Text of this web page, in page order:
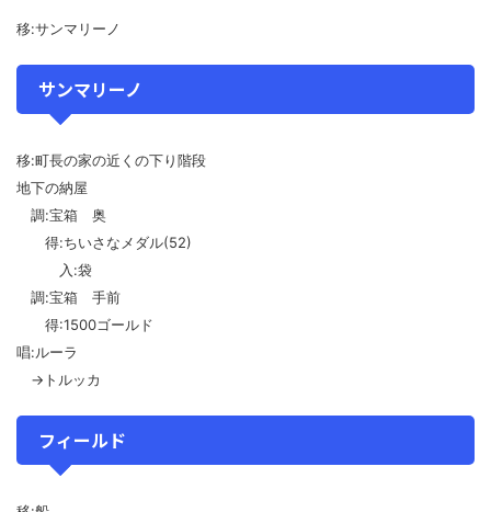
移:サンマリーノ
サンマリーノ
移:町長の家の近くの下り階段
地下の納屋
調:宝箱 奥
得:ちいさなメダル(52)
入:袋
調:宝箱 手前
得:1500ゴールド
唱:ルーラ
→トルッカ
フィールド